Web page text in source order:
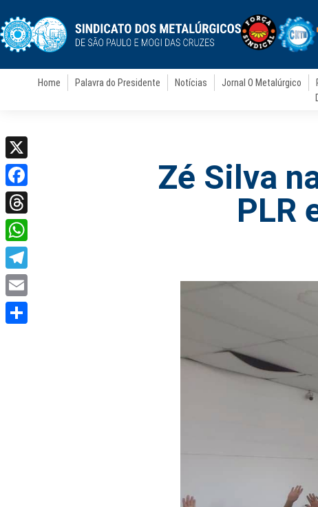
Home Palavra do Presidente Notícias Jornal O Metalúrgico
Zé Silva
PLR
X
Facebook
Threads
WhatsApp
Telegram
Email